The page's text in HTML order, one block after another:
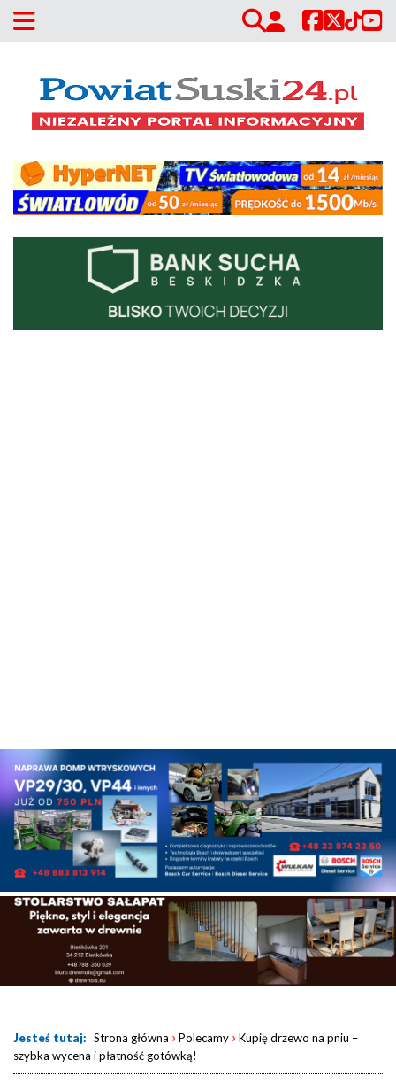
Jesteś tutaj: Strona główna › Polecamy › Kupię drzewo na pniu –
szybka wycena i płatność gotówką!